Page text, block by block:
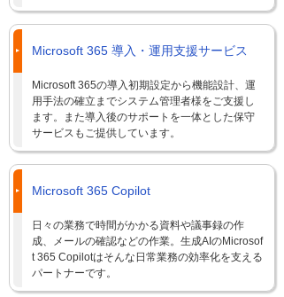
Microsoft 365 導入・運用支援サービス
Microsoft 365の導入初期設定から機能設計、運
用手法の確立までシステム管理者様をご支援し
ます。また導入後のサポートを一体とした保守
サービスもご提供しています。
Microsoft 365 Copilot
日々の業務で時間がかかる資料や議事録の作
成、メールの確認などの作業。生成AIのMicrosof
t 365 Copilotはそんな日常業務の効率化を支える
パートナーです。